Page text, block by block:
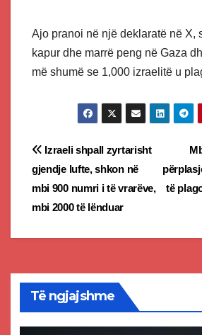
Ajo pranoi në një deklaratë në X,
kapur dhe marrë peng në Gaza
më shumë se 1,000 izraelitë u
Post
navigation
të
Izraeli shpall zyrtarisht
gjendje lufte, shkon në
mbi 900 numri i të vrarëve,
mbi 2000 të lënduar
Të ngjajshme